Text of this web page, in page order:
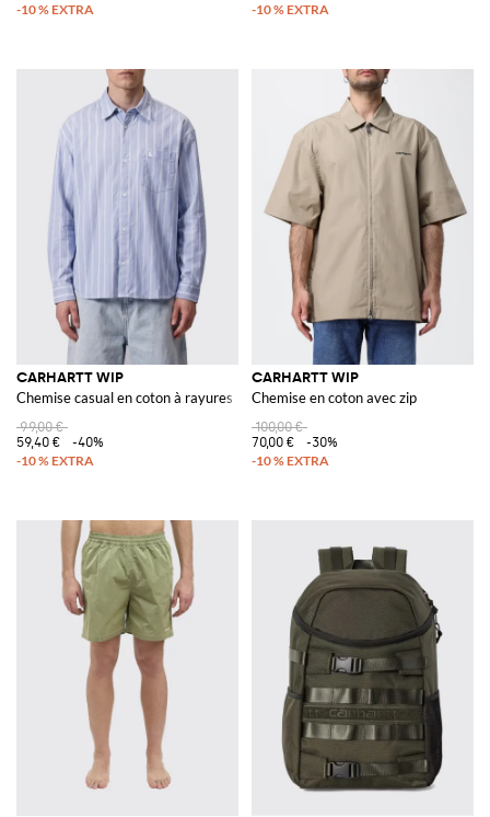
CARHARTT WIP
Chemise casual en coton à rayures
99,00 €
59,40 €
-40%
CARHARTT WIP
Chemise en coton avec zip
100,00 €
70,00 €
-30%